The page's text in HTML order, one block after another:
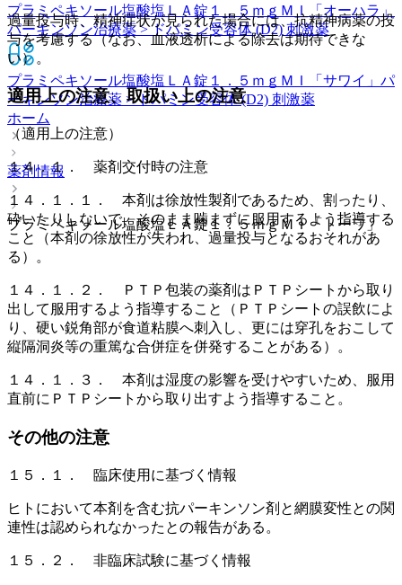
プラミペキソール塩酸塩ＬＡ錠１．５ｍｇＭＩ「オーハラ」
パーキンソン治療薬 > ドパミン受容体 (D2) 刺激薬
プラミペキソール塩酸塩ＬＡ錠１．５ｍｇＭＩ「サワイ」 パ
ーキンソン治療薬 > ドパミン受容体 (D2) 刺激薬
ホーム
薬剤情報
プラミペキソール塩酸塩ＬＡ錠１．５ｍｇＭＩ「トーワ」
過量投与時、精神症状が見られた場合には、抗精神病薬の投
与を考慮する（なお、血液透析による除去は期待できな
い）。
適用上の注意、取扱い上の注意
（適用上の注意）
１４．１． 薬剤交付時の注意
１４．１．１． 本剤は徐放性製剤であるため、割ったり、
砕いたりしないで、そのまま噛まずに服用するよう指導する
こと（本剤の徐放性が失われ、過量投与となるおそれがあ
る）。
１４．１．２． ＰＴＰ包装の薬剤はＰＴＰシートから取り
出して服用するよう指導すること（ＰＴＰシートの誤飲によ
り、硬い鋭角部が食道粘膜へ刺入し、更には穿孔をおこして
縦隔洞炎等の重篤な合併症を併発することがある）。
１４．１．３． 本剤は湿度の影響を受けやすいため、服用
直前にＰＴＰシートから取り出すよう指導すること。
その他の注意
１５．１． 臨床使用に基づく情報
ヒトにおいて本剤を含む抗パーキンソン剤と網膜変性との関
連性は認められなかったとの報告がある。
１５．２． 非臨床試験に基づく情報